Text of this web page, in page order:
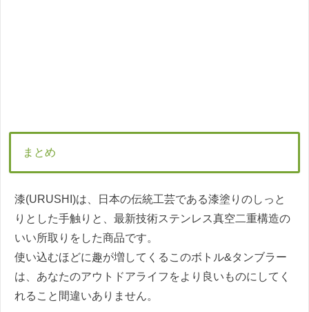
まとめ
漆(URUSHI)は、日本の伝統工芸である漆塗りのしっと
りとした手触りと、最新技術ステンレス真空二重構造の
いい所取りをした商品です。
使い込むほどに趣が増してくるこのボトル&タンブラー
は、あなたのアウトドアライフをより良いものにしてく
れること間違いありません。